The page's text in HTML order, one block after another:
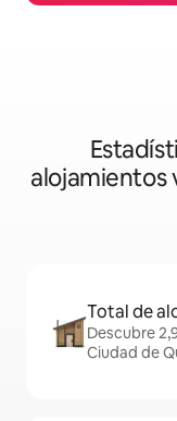
alojamientos
Total de
Descubre
Ciudad de